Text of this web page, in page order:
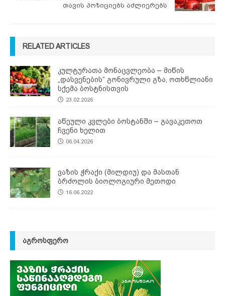
თავის პოზიციებს აძლიერებს
RELATED ARTICLES
კულტურათა მონაცვლეობა – მიწის
„დასვენების“ გონივრული გზა, ოთხწლიანი
სქემა ბოსტნისთვის
23.02.2026
აწეული კვლები ბოსტანში – გავაკეთოთ
ჩვენი ხელით
06.04.2026
ვაზის ჭრაქი (მილდიუ) და მასთან
ბრძოლის ბიოლოგიური მეთოდი
16.06.2022
ᲐᲒᲠᲝᲡᲤᲔᲠᲝ